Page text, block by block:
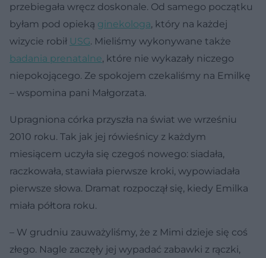
przebiegała wręcz doskonale. Od samego początku
byłam pod opieką ginekologa, który na każdej
wizycie robił USG. Mieliśmy wykonywane także
badania prenatalne, które nie wykazały niczego
niepokojącego. Ze spokojem czekaliśmy na Emilkę
– wspomina pani Małgorzata.
Upragniona córka przyszła na świat we wrześniu
2010 roku. Tak jak jej rówieśnicy z każdym
miesiącem uczyła się czegoś nowego: siadała,
raczkowała, stawiała pierwsze kroki, wypowiadała
pierwsze słowa. Dramat rozpoczął się, kiedy Emilka
miała półtora roku.
– W grudniu zauważyliśmy, że z Mimi dzieje się coś
złego. Nagle zaczęły jej wypadać zabawki z rączki,